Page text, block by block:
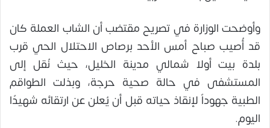
وأوضحت الوزارة في تصريح مقتضب أن الشاب العملة كان
قد أُصيب صباح أمس الأحد برصاص الاحتلال الحي قرب
بلدة بيت أولا شمالي مدينة الخليل، حيث نُقل إلى
المستشفى في حالة صحية حرجة، وبذلت الطواقم
الطبية جهوداً لإنقاذ حياته قبل أن يُعلن عن ارتقائه شهيدًا
اليوم.